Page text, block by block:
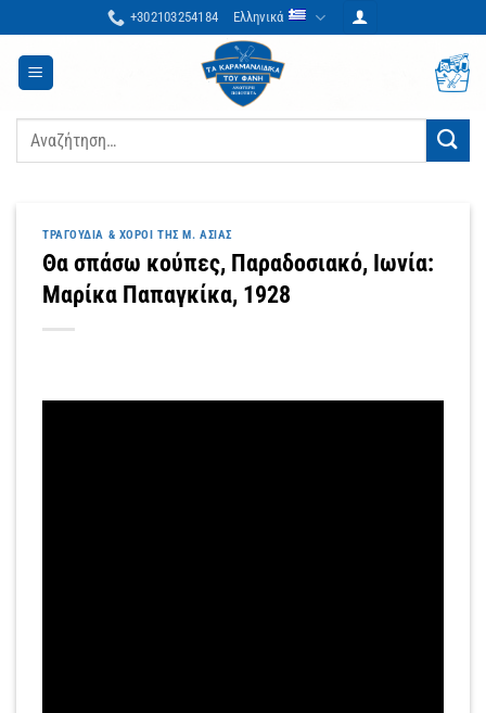
στο
περιεχόμενο
+302103254184 Ελληνικά
Αναζήτηση
ΤΡΑΓΟΎΔΙΑ & ΧΟΡΟΊ ΤΗΣ Μ. ΑΣΊΑΣ
Θα σπάσω κούπες, Παραδοσιακό, Ιωνία:
Μαρίκα Παπαγκίκα, 1928